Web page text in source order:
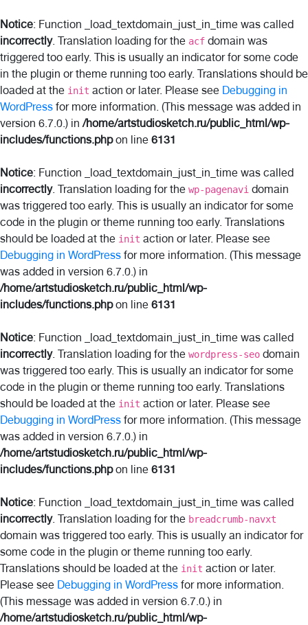
Notice: Function _load_textdomain_just_in_time was called
incorrectly. Translation loading for the acf domain was
triggered too early. This is usually an indicator for some code
in the plugin or theme running too early. Translations should be
loaded at the init action or later. Please see Debugging in
WordPress for more information. (This message was added in
version 6.7.0.) in/home/artstudiosketch.ru/public_html/wp-
includes/functions.phpon line 6131
Notice: Function _load_textdomain_just_in_time was called
incorrectly. Translation loading for the wp-pagenavi domain
was triggered too early. This is usually an indicator for some
code in the plugin or theme running too early. Translations
should be loaded at the init action or later. Please see
Debugging in WordPress for more information. (This message
was added in version 6.7.0.) in
/home/artstudiosketch.ru/public_html/wp-
includes/functions.phpon line 6131
Notice: Function _load_textdomain_just_in_time was called
incorrectly. Translation loading for the wordpress-seo domain
was triggered too early. This is usually an indicator for some
code in the plugin or theme running too early. Translations
should be loaded at the init action or later. Please see
Debugging in WordPress for more information. (This message
was added in version 6.7.0.) in
/home/artstudiosketch.ru/public_html/wp-
includes/functions.phpon line 6131
Notice: Function _load_textdomain_just_in_time was called
incorrectly. Translation loading for the breadcrumb-navxt
domain was triggered too early. This is usually an indicator for
some code in the plugin or theme running too early.
Translations should be loaded at the init action or later.
Please see Debugging in WordPress for more information.
(This message was added in version 6.7.0.) in
/home/artstudiosketch.ru/public_html/wp-